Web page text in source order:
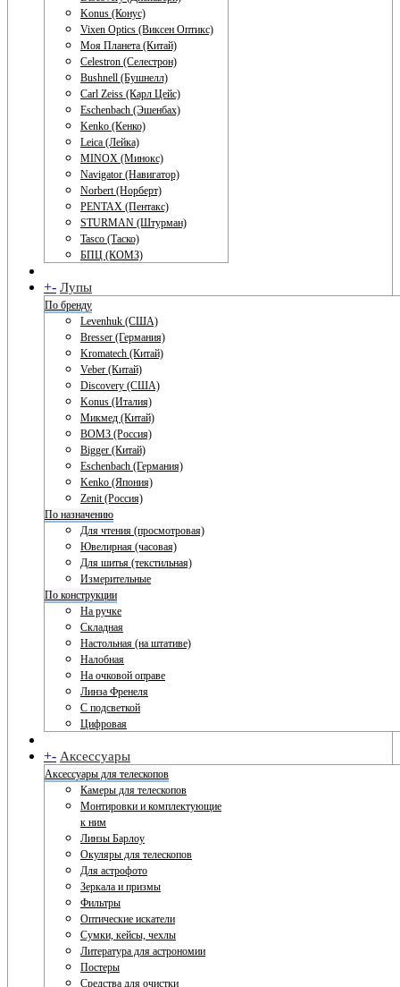
Konus (Конус)
Vixen Optics (Виксен Оптикс)
Моя Планета (Китай)
Celestron (Селестрон)
Bushnell (Бушнелл)
Carl Zeiss (Карл Цейс)
Eschenbach (Эшенбах)
Kenko (Кенко)
Leica (Лейка)
MINOX (Минокс)
Navigator (Навигатор)
Norbert (Норберт)
PENTAX (Пентакс)
STURMAN (Штурман)
Tasco (Таско)
БПЦ (КОМЗ)
+- Лупы
По бренду
Levenhuk (США)
Bresser (Германия)
Kromatech (Китай)
Veber (Китай)
Discovery (США)
Konus (Италия)
Микмед (Китай)
ВОМЗ (Россия)
Bigger (Китай)
Eschenbach (Германия)
Kenko (Япония)
Zenit (Россия)
По назначению
Для чтения (просмотровая)
Ювелирная (часовая)
Для шитья (текстильная)
Измерительные
По конструкции
На ручке
Складная
Настольная (на штативе)
Налобная
На очковой оправе
Линза Френеля
С подсветкой
Цифровая
+- Аксессуары
Аксессуары для телескопов
Камеры для телескопов
Монтировки и комплектующие
к ним
Линзы Барлоу
Окуляры для телескопов
Для астрофото
Зеркала и призмы
Фильтры
Оптические искатели
Сумки, кейсы, чехлы
Литература для астрономии
Постеры
Средства для очистки